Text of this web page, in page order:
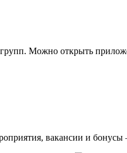
Можно открыть
вакансии и